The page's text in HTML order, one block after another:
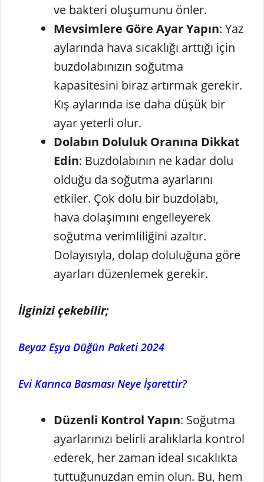
ve bakteri oluşumunu önler.
Mevsimlere Göre Ayar Yapın: Yaz
aylarında hava sıcaklığı arttığı için
buzdolabınızın soğutma
kapasitesini biraz artırmak gerekir.
Kış aylarında ise daha düşük bir
ayar yeterli olur.
Dolabın Doluluk Oranına Dikkat
Edin: Buzdolabının ne kadar dolu
olduğu da soğutma ayarlarını
etkiler. Çok dolu bir buzdolabı,
hava dolaşımını engelleyerek
soğutma verimliliğini azaltır.
Dolayısıyla, dolap doluluğuna göre
ayarları düzenlemek gerekir.
İlginizi çekebilir;
Beyaz Eşya Düğün Paketi 2024
Evi Karınca Basması Neye İşarettir?
Düzenli Kontrol Yapın: Soğutma
ayarlarınızı belirli aralıklarla kontrol
ederek, her zaman ideal sıcaklıkta
tuttuğunuzdan emin olun. Bu, hem